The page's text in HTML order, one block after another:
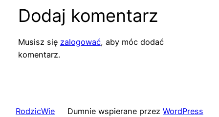
Dodaj komentarz
Musisz się zalogować, aby móc dodać
komentarz.
RodzicWie Dumnie wspierane przez WordPress